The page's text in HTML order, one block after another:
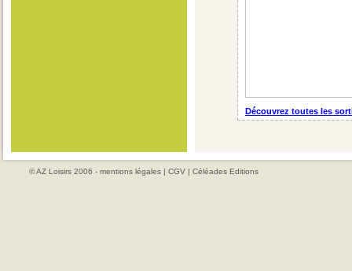
Découvrez toutes les
© AZ Loisirs 2006 - mentions légales | CGV | Céléades Editions